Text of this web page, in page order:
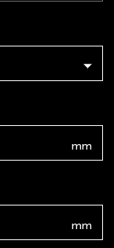
mm
mm